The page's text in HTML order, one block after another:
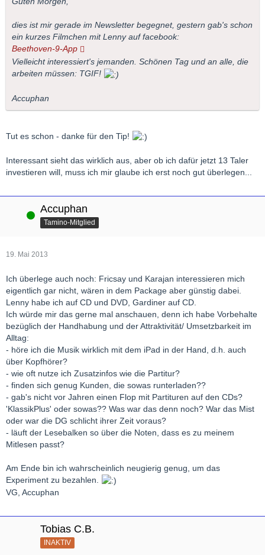
dies ist mir gerade im Newsletter begegnet, gestern gab's schon
ein kurzes Filmchen mit Lenny auf facebook:
Beethoven-9-App
Vielleicht interessiert's jemanden. Schönen Tag und an alle, die
arbeiten müssen: TGIF!
Accuphan
Tut es schon - danke für den Tip!
Interessant sieht das wirklich aus, aber ob ich dafür jetzt 13 Taler
investieren will, muss ich mir glaube ich erst noch gut überlegen...
Online Accuphan
Tamino-Mitglied
19. Mai 2013
Ich überlege auch noch: Fricsay und Karajan interessieren mich
eigentlich gar nicht, wären in dem Package aber günstig dabei.
Lenny habe ich auf CD und DVD, Gardiner auf CD.
Ich würde mir das gerne mal anschauen, denn ich habe Vorbehalte
bezüglich der Handhabung und der Attraktivität/ Umsetzbarkeit im
Alltag:
- höre ich die Musik wirklich mit dem iPad in der Hand, d.h. auch
über Kopfhörer?
- wie oft nutze ich Zusatzinfos wie die Partitur?
- finden sich genug Kunden, die sowas runterladen??
- gab's nicht vor Jahren einen Flop mit Partituren auf den CDs?
'KlassikPlus' oder sowas?? Was war das denn noch? War das Mist
oder war die DG schlicht ihrer Zeit voraus?
- läuft der Lesebalken so über die Noten, dass es zu meinem
Mitlesen passt?
Am Ende bin ich wahrscheinlich neugierig genug, um das
Experiment zu bezahlen.
VG, Accuphan
Tobias C.B.
INAKTIV